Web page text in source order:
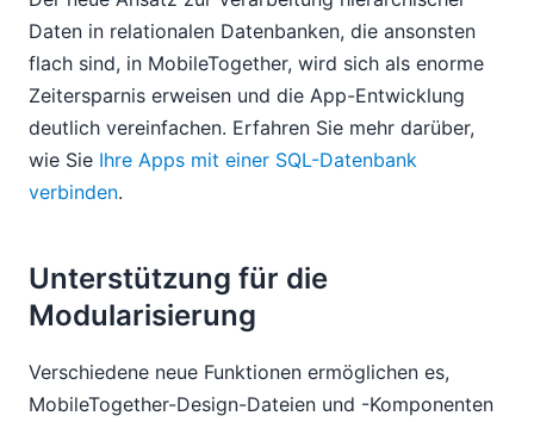
Daten in relationalen Datenbanken, die ansonsten
flach sind, in MobileTogether, wird sich als enorme
Zeitersparnis erweisen und die App-Entwicklung
deutlich vereinfachen. Erfahren Sie mehr darüber,
wie Sie Ihre Apps mit einer SQL-Datenbank
verbinden.
Unterstützung für die
Modularisierung
Verschiedene neue Funktionen ermöglichen es,
MobileTogether-Design-Dateien und -Komponenten